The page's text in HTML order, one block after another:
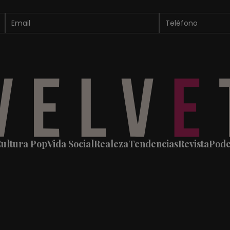
PopVida SocialRealezaTendenciasRevista